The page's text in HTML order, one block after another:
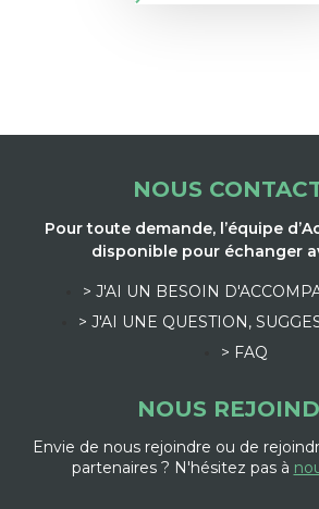
NOUS
Pour toute demande, l’équipe
disponible pour échanger
> J'AI UN BESOIN
> J'AI UNE QUESTION,
> FAQ
NOUS
Envie de nous rejoindre ou de
partenaires ? N'hésitez pas à